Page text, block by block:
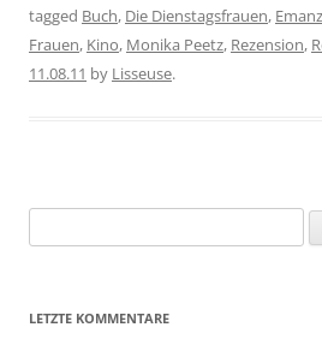
tagged Buch, Die Dienstagsfrauen,
Frauen, Kino, Monika Peetz, Rezension,
11.08.11 by Lisseuse.
for:
LETZTE KOMMENTARE